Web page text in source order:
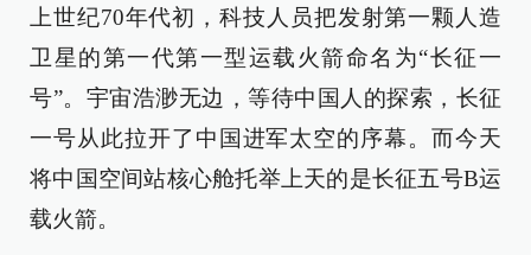
上世纪70年代初，科技人员把发射第一颗人造
卫星的第一代第一型运载火箭命名为“长征一
号”。宇宙浩渺无边，等待中国人的探索，长征
一号从此拉开了中国进军太空的序幕。而今天
将中国空间站核心舱托举上天的是长征五号B运
载火箭。